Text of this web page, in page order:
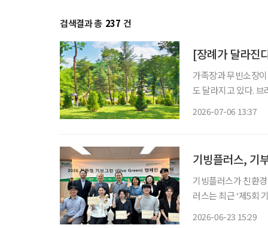
검색결과 총 237 건
[장례가 달라진
가족장과 무빈소장
도 달라지고 있다.
2026-07-06 13:37
기빙플러스, 기
기빙플러스가 친환경
러스는 최근 ‘제5회
2026-06-23 15:29